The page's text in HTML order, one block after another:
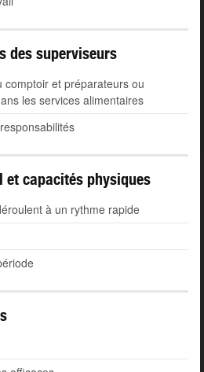
des superviseurs
et préparateurs ou
les services alimentaires
capacités physiques
à un rythme rapide